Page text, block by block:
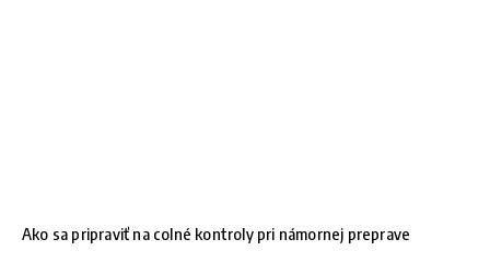
Ako sa pripraviť na colné kontroly pri námornej preprave